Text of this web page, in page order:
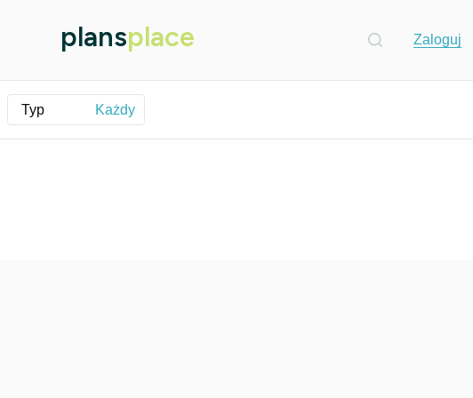
plansplace Zaloguj
Typ Każdy